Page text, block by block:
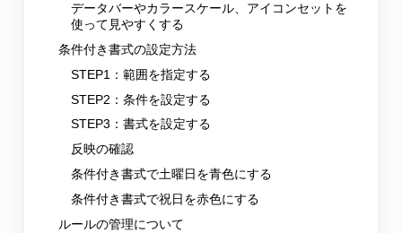
データバーやカラースケール、アイコンセットを
使って見やすくする
条件付き書式の設定方法
STEP1：範囲を指定する
STEP2：条件を設定する
STEP3：書式を設定する
反映の確認
条件付き書式で土曜日を青色にする
条件付き書式で祝日を赤色にする
ルールの管理について